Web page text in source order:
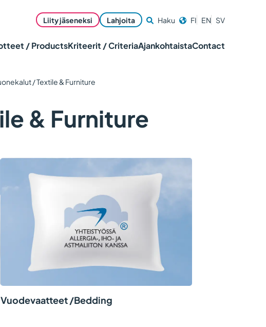
Liity jäseneksi Lahjoita Haku FI EN SV
/ ProductsKriteerit / CriteriaAjankohtaistaContact
/ Textile & Furniture
& Furniture
Vuodevaatteet /Bedding